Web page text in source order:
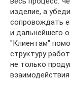
изделие, а
сопровождать
и дальнейшего
"Клиентам"
структуру
не только
взаимодействия.